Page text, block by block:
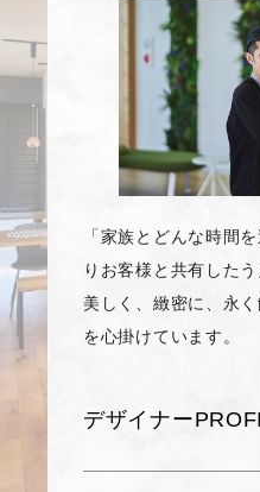
「家族とどんな時間
りお客様と共有した
美しく、緻密に、永
を心掛けています。
デザイナー